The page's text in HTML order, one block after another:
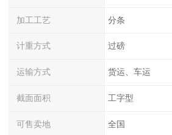
加工工艺 分条
计重方式 过磅
运输方式 货运、车运
截面面积 工字型
可售卖地 全国